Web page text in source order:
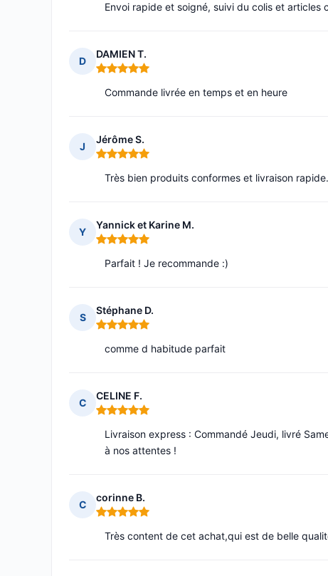
Envoi rapide et soigné, suivi du colis et
D
DAMIEN T.
Note : 5 sur 5
Commande livrée en temps et en heure
J
Jérôme S.
Note : 5 sur 5
Très bien produits conformes et livraison rapide.
Y
Yannick et Karine M.
Note : 5 sur 5
Parfait ! Je recommande :)
S
Stéphane D.
Note : 5 sur 5
comme d habitude parfait
C
CELINE F.
Note : 5 sur 5
Livraison express : Commandé Jeudi, livré
à nos attentes !
C
corinne B.
Note : 5 sur 5
Très content de cet achat,qui est de belle